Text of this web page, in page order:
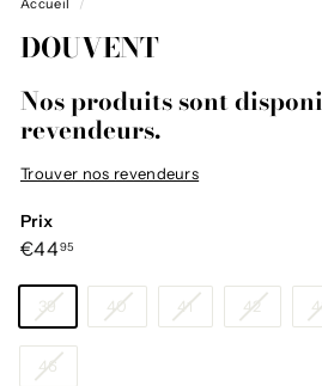
Accueil /
DOUVENT
Nos produits sont
revendeurs.
Trouver nos revendeurs
Prix
Prix
€4495
Taille
39 40 41 42
46